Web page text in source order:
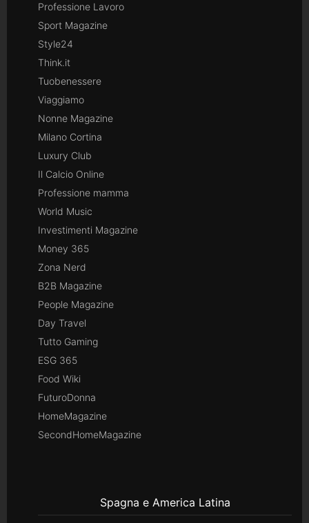
Professione Lavoro
Sport Magazine
Style24
Think.it
Tuobenessere
Viaggiamo
Nonne Magazine
Milano Cortina
Luxury Club
Il Calcio Online
Professione mamma
World Music
Investimenti Magazine
Money 365
Zona Nerd
B2B Magazine
People Magazine
Day Travel
Tutto Gaming
ESG 365
Food Wiki
FuturoDonna
HomeMagazine
SecondHomeMagazine
Spagna e America Latina